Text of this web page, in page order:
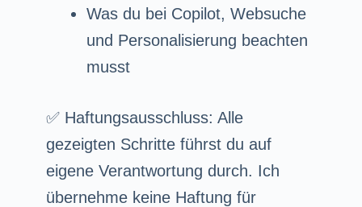
Was du bei Copilot, Websuche
und Personalisierung beachten
musst
✅ Haftungsausschluss: Alle
gezeigten Schritte führst du auf
eigene Verantwortung durch. Ich
übernehme keine Haftung für